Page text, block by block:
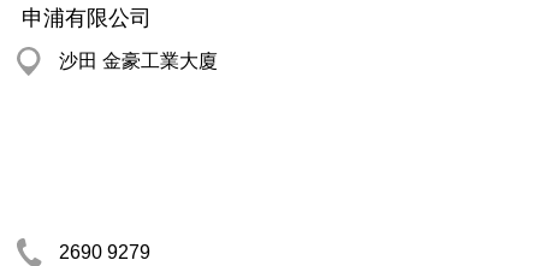
申浦有限公司
沙田 金豪工業大廈
2690 9279